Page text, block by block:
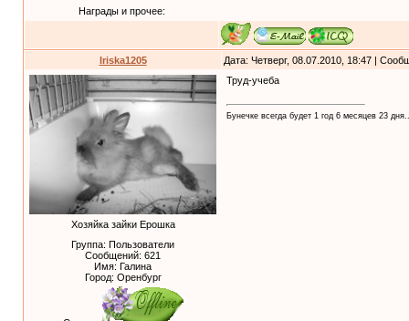
Награды и прочее:
Iriska1205 Дата: Четверг, 08.07.2010, 18:47 |
Хозяйка зайки Ерошка
Группа: Пользователи
Сообщений: 621
Имя: Галина
Город: Оренбург
Труд-учеба
Бунечке всегда будет 1 год 6 месяцев 23